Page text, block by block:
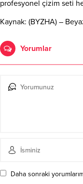
profesyonel çizim seti
Kaynak: (BYZHA) –
Yorumlar
Daha sonraki